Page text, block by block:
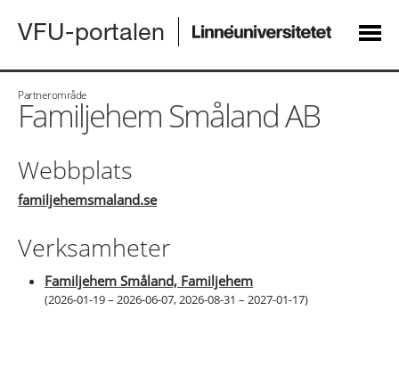
VFU-portalen
Partnerområde
Familjehem Småland AB
Webbplats
familjehemsmaland.se
Verksamheter
Familjehem Småland, Familjehem
(2026-01-19 – 2026-06-07,2026-08-31 – 2027-01-17)